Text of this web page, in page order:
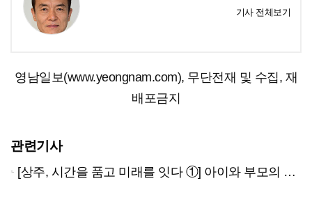
기사 전체보기
영남일보(www.yeongnam.com), 무단전재 및 수집, 재
배포금지
관련기사
[상주, 시간을 품고 미래를 잇다 ①] 아이와 부모의 웃음 가득 ‘육아천국’ 상주